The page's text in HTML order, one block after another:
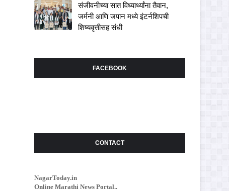
संजीवनीच्या सात विध्यार्थ्यांना तैवान,
जर्मनी आणि जपान मध्ये इंटर्नशिपची
शिष्यवृत्तीसह संधी
FACEBOOK
CONTACT
NagarToday.in
Online Marathi News Portal..